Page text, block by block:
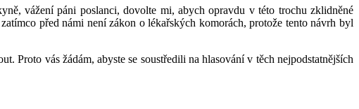
vážení páni poslanci, dovolte mi, abych opravdu v této trochu zklidněné
před námi není zákon o lékařských komorách, protože tento návrh byl
Proto vás žádám, abyste se soustředili na hlasování v těch nejpodstatnějších